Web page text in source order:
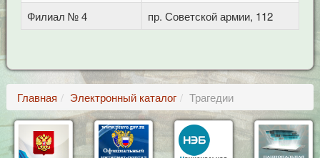
Филиал № 4
пр. Советской армии, 112
Главная Электронный каталог Трагедии